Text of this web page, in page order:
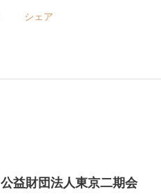
シェア
公益財団法人東京二期会